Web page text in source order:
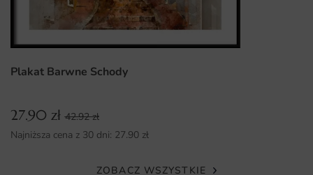
Plakat Barwne Schody
27.90 zł 42.92zł
Najniższa cena z 30 dni: 27.90 zł
ZOBACZ WSZYSTKIE